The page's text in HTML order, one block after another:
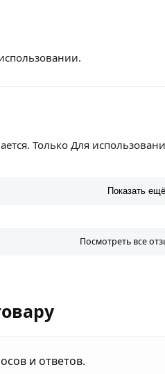
Только Для
Показать ещё
Посмотреть все
и ответов.